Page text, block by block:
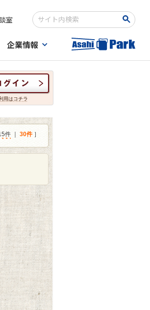
室
検索キーワード入力
企業情報
用はコチラ
件 30件 ］